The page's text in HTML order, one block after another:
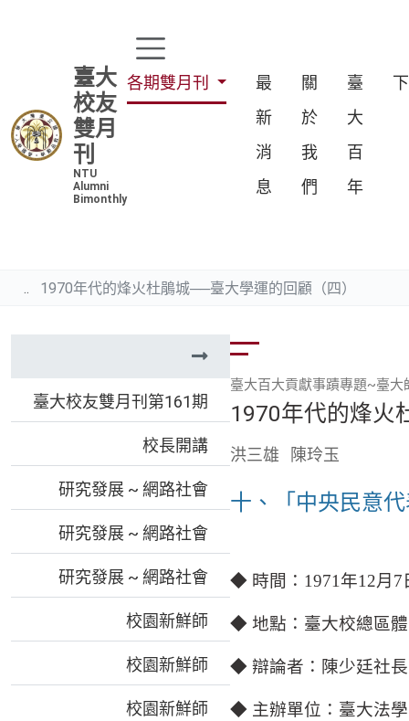
臺大
校友
雙月
刊
NTU
Alumni
Bimonthly
各期雙月刊
最
新
消
息
關
於
我
們
臺
大
百
年
1970年代的烽火杜鵑城──臺大學運的回顧（四）
臺大校友雙月刊第161期
校長開講
研究發展 ~ 網路社會
研究發展 ~ 網路社會
研究發展 ~ 網路社會
校園新鮮師
校園新鮮師
校園新鮮師
臺大百大貢獻事蹟專題~臺大
1970年代的烽火
洪三雄 陳玲玉
十、「中央民意
◆ 時間： 1971 年12月 7
◆ 地點：臺大校總區
◆ 辯論者：陳少廷社
◆ 主辦單位：臺大法